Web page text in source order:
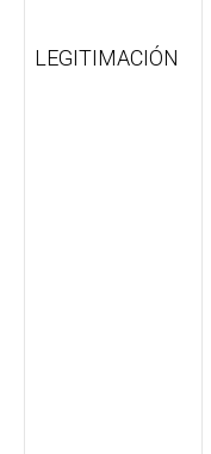
LEGITIMACIÓN